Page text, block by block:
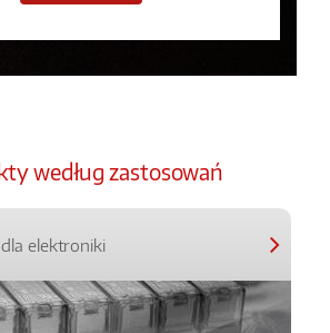
według zastosowań
dla elektroniki